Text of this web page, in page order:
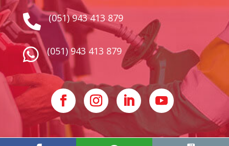
 (051) 943 413 879
 (051) 943 413 879